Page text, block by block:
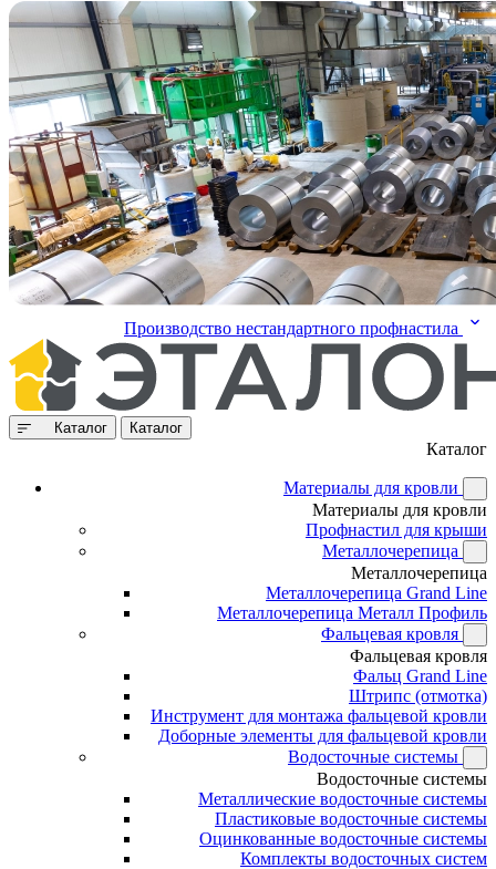
Производство нестандартного профнастила
Каталог Каталог
Каталог
Материалы для кровли
Материалы для кровли
Профнастил для крыши
Металлочерепица
Металлочерепица
Металлочерепица Grand Line
Металлочерепица Металл Профиль
Фальцевая кровля
Фальцевая кровля
Фальц Grand Line
Штрипс (отмотка)
Инструмент для монтажа фальцевой кровли
Доборные элементы для фальцевой кровли
Водосточные системы
Водосточные системы
Металлические водосточные системы
Пластиковые водосточные системы
Оцинкованные водосточные системы
Комплекты водосточных систем